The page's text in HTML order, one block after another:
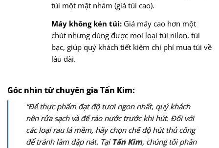
túi một mặt nhám (giá túi cao).
Máy không kén túi:Giá máy cao hơn một
chút nhưng dùng được mọi loại túi nilon, túi
bạc, giúp quý khách tiết kiệm chi phí mua túi về
lâu dài.
Góc nhìn từ chuyên gia Tấn Kim:
“Để thực phẩm đạt độ tươi ngon nhất, quý khách
nên rửa sạch và để ráo nước trước khi hút. Đối với
các loại rau lá mềm, hãy chọn chế độ hút thủ công
để tránh làm dập nát. Tại Tấn Kim, chúng tôi phân